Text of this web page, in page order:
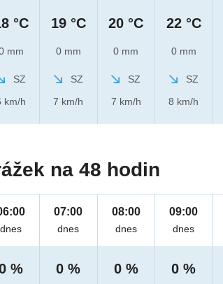
°C
mm
SZ
km/h
19 °C
0 mm
SZ
7 km/h
20 °C
0 mm
SZ
7 km/h
22 °C
0 mm
SZ
8 km/h
na 48 hodin
dnes
%
07:00
dnes
0 %
08:00
dnes
0 %
09:00
dnes
0 %